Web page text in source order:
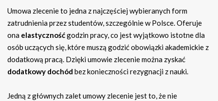
Umowa zlecenie to jedna z najczęściej wybieranych form
zatrudnienia przez studentów, szczególnie w Polsce. Oferuje
ona elastycznośćgodzin pracy, co jest wyjątkowo istotne dla
osób uczących się, które muszą godzić obowiązki akademickie z
dodatkową pracą. Dzięki umowie zlecenie można zyskać
dodatkowy dochód bez konieczności rezygnacji z nauki.
Jedną z głównych zalet umowy zlecenie jest to, że nie